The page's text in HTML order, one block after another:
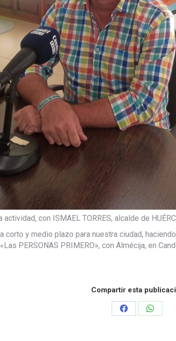
con ISMAEL TORRES, alcalde de
corto y medio plazo para nuestra ciudad,
PERSONAS PRIMERO», con Almécija, en
Compartir esta
Share
Share